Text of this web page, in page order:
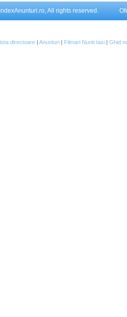
All rights reserved.
directoare | Anunturi | Filmari Nunti Iasi | Ghid